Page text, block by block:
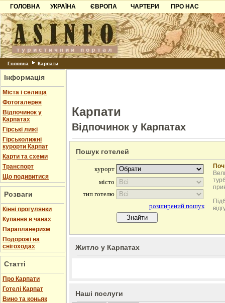
ГОЛОВНА
УКРАЇНА
Карпати
Азов
Причорноморря
Шацьк
ЄВРОПА
Чорногорія
Хорватія
Болгарія
ЧАРТЕРИ
ПРО НАС
Контакти
Партнерам
Додати готель
Головна Карпати
Інформація
Міста і селища
Фотогалерея
Відпочинок у
Карпатах
Гірські лижі
Гірськолижні
курорти Карпат
Карти та схеми
Транспорт
Що подивитися
Розваги
Кінні прогулянки
Купання в чанах
Парапланеризм
Подорожі на
снігоходах
Статті
Про Карпати
Готелі Карпат
Вино та коньяк
Карпати
Відпочинок у Карпатах
Пошук готелей
Житло у Карпатах
Наші послуги